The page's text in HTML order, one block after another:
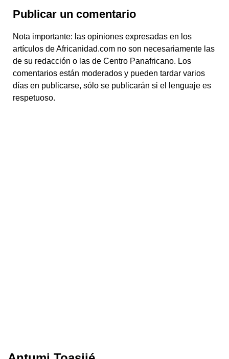
Publicar un comentario
Nota importante: las opiniones expresadas en los
artículos de Africanidad.com no son necesariamente las
de su redacción o las de Centro Panafricano. Los
comentarios están moderados y pueden tardar varios
días en publicarse, sólo se publicarán si el lenguaje es
respetuoso.